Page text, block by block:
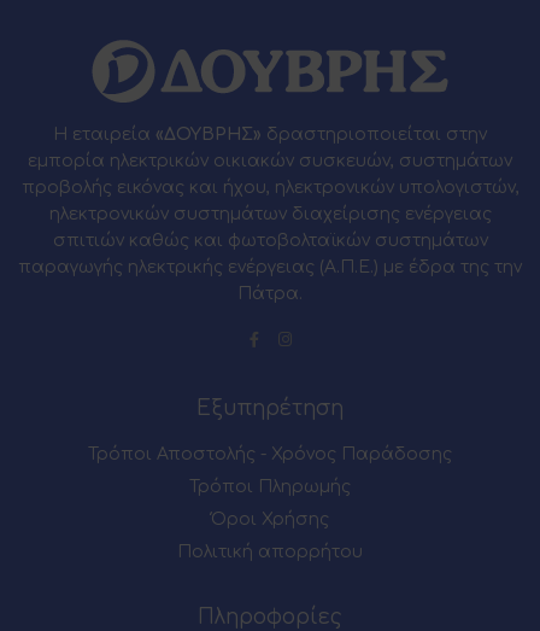
Η εταιρεία «ΔΟΥΒΡΗΣ» δραστηριοποιείται στην
εμπορία ηλεκτρικών οικιακών συσκευών, συστημάτων
προβολής εικόνας και ήχου, ηλεκτρονικών υπολογιστών,
ηλεκτρονικών συστημάτων διαχείρισης ενέργειας
σπιτιών καθώς και φωτοβολταϊκών συστημάτων
παραγωγής ηλεκτρικής ενέργειας (Α.Π.Ε.) με έδρα της την
Πάτρα.
Εξυπηρέτηση
Τρόποι Αποστολής - Χρόνος Παράδοσης
Τρόποι Πληρωμής
Όροι Χρήσης
Πολιτική απορρήτου
Πληροφορίες